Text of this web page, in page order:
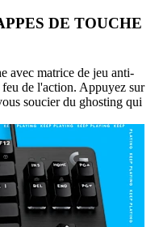
DE TOUCHE
avec matrice de jeu anti-
de l'action. Appuyez sur
soucier du ghosting qui